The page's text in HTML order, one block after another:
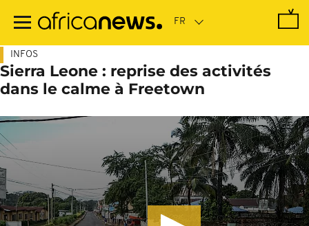
contenu
INFOS
Sierra Leone : reprise des activités
dans le calme à Freetown